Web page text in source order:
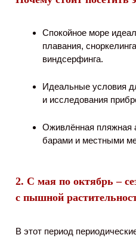
Спокойное море
плавания,
виндсерфинга.
Идеальные условия
и исследования
Оживлённая пляжная
барами и местными
2. С мая по октябрь –
с пышной
В этот период